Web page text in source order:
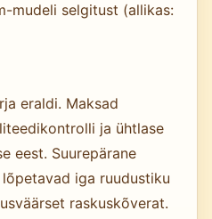
mudeli selgitust (allikas:
eraldi. Maksad
ja ühtlase
eest. Suurepärane
iga ruudustiku
raskuskõverat.